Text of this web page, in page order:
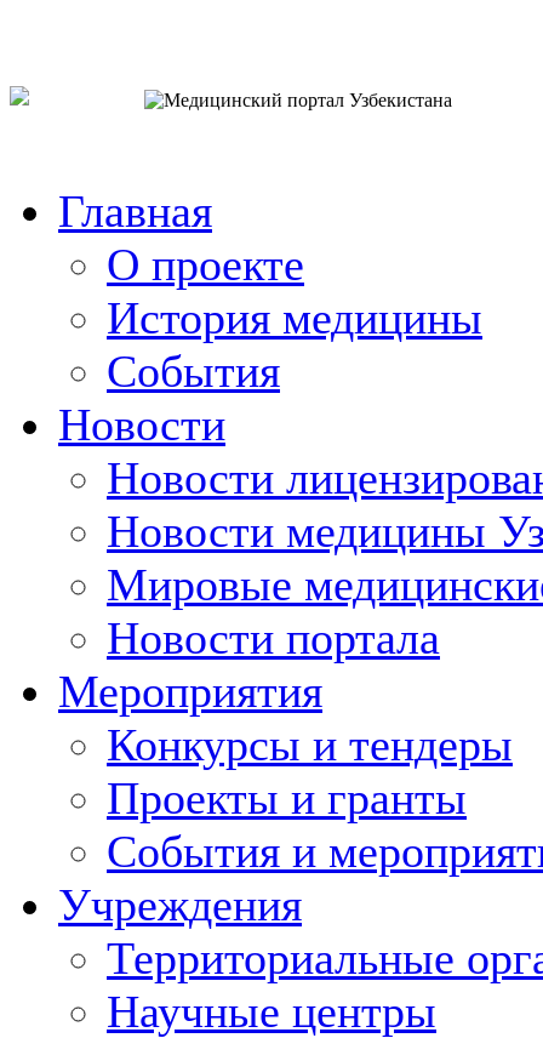
Главная
О проекте
История медицины
События
Новости
Новости
Новости медицины
Мировые
Новости портала
Мероприятия
Конкурсы и тендеры
Проекты и гранты
События и
Учреждения
Территориальные
Научные центры